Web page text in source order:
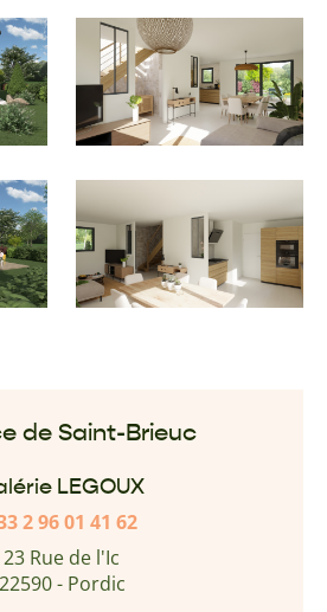
de Saint-Brieuc
LEGOUX
2 96 01 41 62
23 Rue de l'Ic
22590 - Pordic